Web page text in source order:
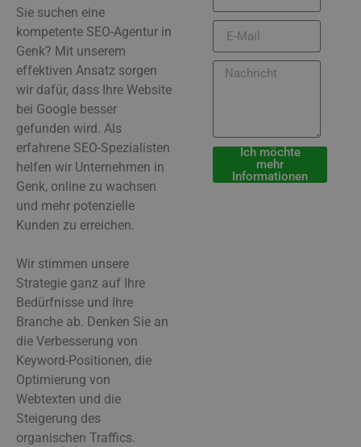
Sie suchen eine
kompetente SEO-Agentur in
Genk? Mit unserem
effektiven Ansatz sorgen
wir dafür, dass Ihre Website
bei Google besser
gefunden wird. Als
erfahrene SEO-Spezialisten
helfen wir Unternehmen in
Genk, online zu wachsen
und mehr potenzielle
Kunden zu erreichen.
Wir stimmen unsere
Strategie ganz auf Ihre
Bedürfnisse und Ihre
Branche ab. Denken Sie an
die Verbesserung von
Keyword-Positionen, die
Optimierung von
Webtexten und die
Steigerung des
organischen Traffics.
Ich möchte
mehr
Informationen